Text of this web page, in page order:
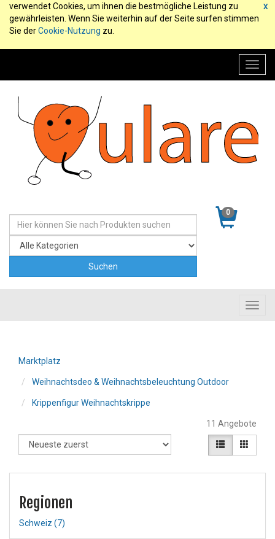
x
verwendet Cookies, um ihnen die bestmögliche Leistung zu
gewährleisten. Wenn Sie weiterhin auf der Seite surfen stimmen
Sie derCookie-Nutzung zu.
0
Marktplatz
Weihnachtsdeo & Weihnachtsbeleuchtung Outdoor
Krippenfigur Weihnachtskrippe
11 Angebote
Regionen
Schweiz (7)